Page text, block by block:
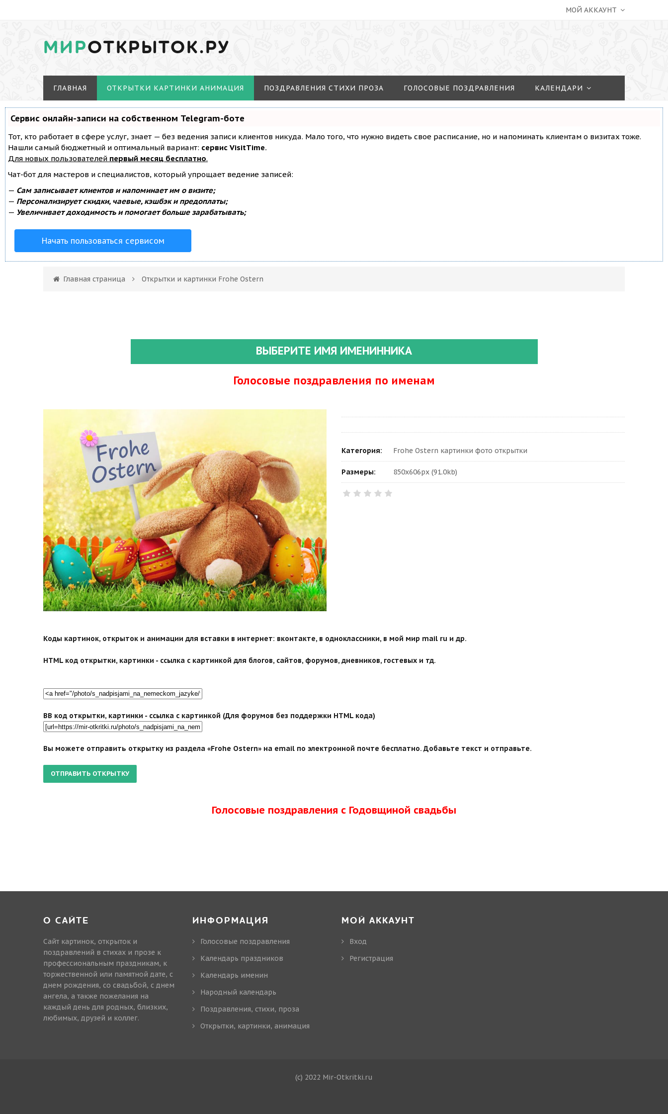
МОЙ АККАУНТ
МИРОТКРЫТОК.РУ
ГЛАВНАЯ ОТКРЫТКИ КАРТИНКИ АНИМАЦИЯ ПОЗДРАВЛЕНИЯ СТИХИ ПРОЗА ГОЛОСОВЫЕ ПОЗДРАВЛЕНИЯ КАЛЕНДАРИ
Сервис онлайн-записи на собственном Telegram-боте
Тот, кто работает в сфере услуг, знает — без ведения записи клиентов никуда. Мало того, что нужно видеть свое расписание, но и напоминать клиентам о визитах тоже.
Нашли самый бюджетный и оптимальный вариант: сервис VisitTime.
Для новых пользователей первый месяц бесплатно.
Чат-бот для мастеров и специалистов, который упрощает ведение записей:
— Сам записывает клиентов и напоминает им о визите;
— Персонализирует скидки, чаевые, кэшбэк и предоплаты;
— Увеличивает доходимость и помогает больше зарабатывать;
Начать пользоваться сервисом
Главная страница Открытки и картинки Frohe Ostern
ВЫБЕРИТЕ ИМЯ ИМЕНИННИКА
Голосовые поздравления по именам
search">
Категория: Frohe Ostern картинки фото открытки
Размеры: 850x606px (91.0kb)
Коды картинок, открыток и анимации для вставки в интернет: вконтакте, в одноклассники, в мой мир mail ru и др.
HTML код открытки, картинки - ссылка с картинкой для блогов, сайтов, форумов, дневников, гостевых и тд.
BB код открытки, картинки - ссылка с картинкой (Для форумов без поддержки HTML кода)
Вы можете отправить открытку из раздела «Frohe Ostern» на email по электронной почте бесплатно. Добавьте текст и отправьте.
Голосовые поздравления с Годовщиной свадьбы
О САЙТЕ
Сайт картинок, открыток и
поздравлений в стихах и прозе к
профессиональным праздникам, к
торжественной или памятной дате, с
днем рождения, со свадьбой, с днем
ангела, а также пожелания на
каждый день для родных, близких,
любимых, друзей и коллег.
ИНФОРМАЦИЯ
Голосовые поздравления
Календарь праздников
Календарь именин
Народный календарь
Поздравления, стихи, проза
Открытки, картинки, анимация
МОЙ АККАУНТ
Вход
Регистрация
(c) 2022 Mir-Otkritki.ru